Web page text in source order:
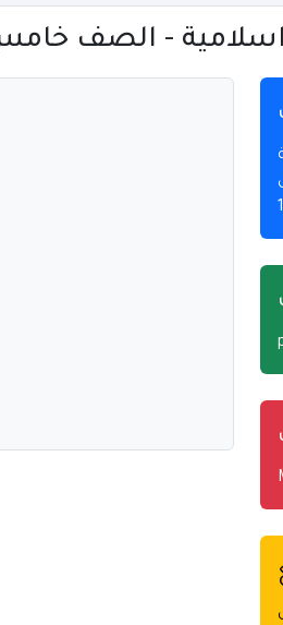
- الصف خامس -ف1 -